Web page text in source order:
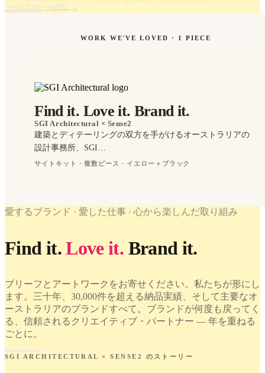
ケーススタディを読む →
WORK WE'VE LOVED · 1 PIECE
Find it. Love it. Brand it.
SGI Architectural × Sense2
建築とディテーリングの双方を手がけるオーストラリアの
設計事務所、SGI…
サイトキット · 複数ピース · イエロー＋ブラック
WORK
SGI
Architectural
it. Brand it.
LOVED
× Sense2.
Find it. Love
it. Brand it.
愛するブランド · 愛した仕事 · 心から楽しんだ取り組み
Find it.Love it. Brand it.
ブリーフとアートワークをお寄せください。私たちが形にし
ます。三十年、30,000件を超える納品実績、そして主要なオ
ーストラリアのブランドすべて。ブランドが何度も戻ってく
る、信頼されるクリエイティブ・パートナー — 年を重ねる
ごとに。
SGI ARCHITECTURAL × SENSE2 のストーリー